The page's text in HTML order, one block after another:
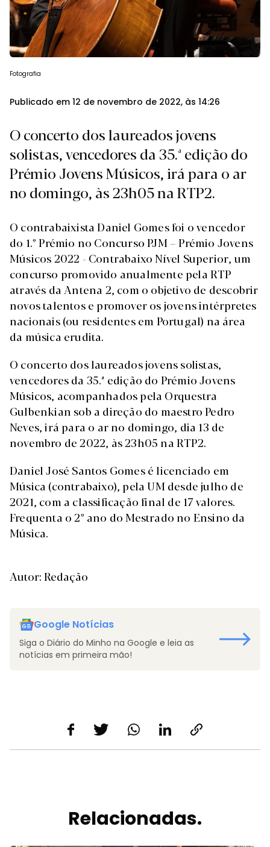
Fotografia
Publicado em 12 de novembro de 2022, às 14:26
O concerto dos laureados jovens
solistas, vencedores da 35.ª edição do
Prémio Jovens Músicos, irá para o ar
no domingo, às 23h05 na RTP2.
O contrabaixista Daniel Gomes foi o vencedor
do 1.º Prémio no Concurso PJM – Prémio Jovens
Músicos 2022 - Contrabaixo Nível Superior, um
concurso promovido anualmente pela RTP
através da Antena 2, com o objetivo de descobrir
novos talentos e promover os jovens intérpretes
nacionais (ou residentes em Portugal) na área
da música erudita.
O concerto dos laureados jovens solistas,
vencedores da 35.ª edição do Prémio Jovens
Músicos, acompanhados pela Orquestra
Gulbenkian sob a direção do maestro Pedro
Neves, irá para o ar no domingo, dia 13 de
novembro de 2022, às 23h05 na RTP2.
Daniel José Santos Gomes é licenciado em
Música (contrabaixo), pela UM desde julho de
2021, com a classificação final de 17 valores.
Frequenta o 2º ano do Mestrado no Ensino da
Música.
Autor: Redação
Google Notícias
Siga o Diário do Minho na Google e leia as
notícias em primeira mão!
Relacionadas.